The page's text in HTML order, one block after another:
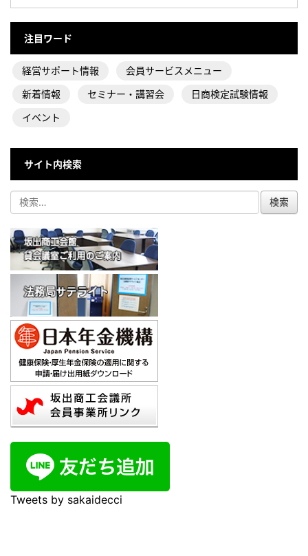
注目ワード
経営サポート情報
会員サービスメニュー
新着情報
セミナー・講習会
日商検定試験情報
イベント
サイト内検索
Tweets by sakaidecci